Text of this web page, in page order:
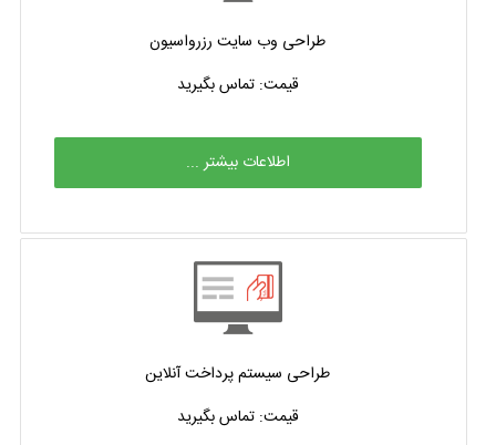
طراحی وب سایت رزرواسیون
قیمت: تماس بگیرید
اطلاعات بیشتر ...
طراحی سیستم پرداخت آنلاین
قیمت: تماس بگیرید